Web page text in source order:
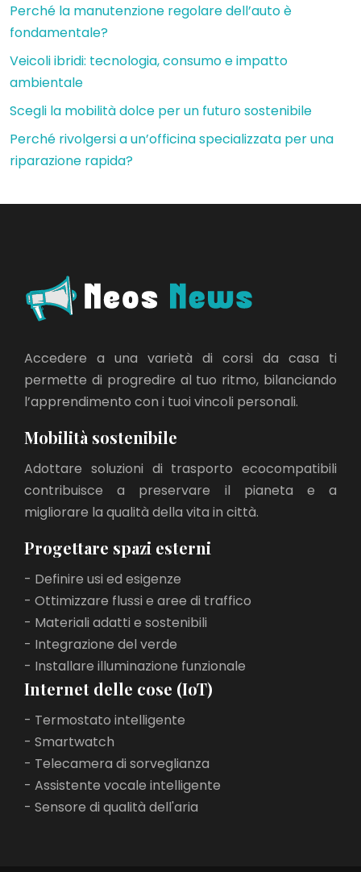
Perché la manutenzione regolare dell’auto è
fondamentale?
Veicoli ibridi: tecnologia, consumo e impatto
ambientale
Scegli la mobilità dolce per un futuro sostenibile
Perché rivolgersi a un’officina specializzata per una
riparazione rapida?
Accedere a una varietà di corsi da casa ti
permette di progredire al tuo ritmo, bilanciando
l’apprendimento con i tuoi vincoli personali.
Mobilità sostenibile
Adottare soluzioni di trasporto ecocompatibili
contribuisce a preservare il pianeta e a
migliorare la qualità della vita in città.
Progettare spazi esterni
- Definire usi ed esigenze
- Ottimizzare flussi e aree di traffico
- Materiali adatti e sostenibili
- Integrazione del verde
- Installare illuminazione funzionale
Internet delle cose (IoT)
- Termostato intelligente
- Smartwatch
- Telecamera di sorveglianza
- Assistente vocale intelligente
- Sensore di qualità dell'aria